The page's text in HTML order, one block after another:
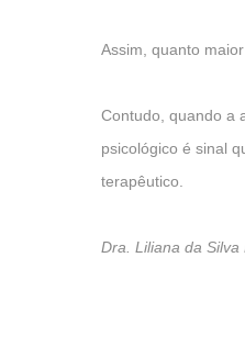
Assim, quanto
Contudo, quando a
psicológico é sinal
terapêutico.
Dra. Liliana da